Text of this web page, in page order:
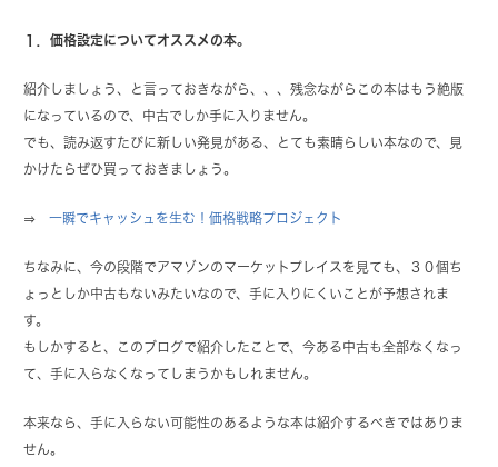
１．価格設定についてオススメの本。
紹介しましょう、と言っておきながら、、、残念ながらこの本はもう絶版
になっているので、中古でしか手に入りません。
でも、読み返すたびに新しい発見がある、とても素晴らしい本なので、見
かけたらぜひ買っておきましょう。
⇒一瞬でキャッシュを生む！価格戦略プロジェクト
ちなみに、今の段階でアマゾンのマーケットプレイスを見ても、３０個ち
ょっとしか中古もないみたいなので、手に入りにくいことが予想されま
す。
もしかすると、このブログで紹介したことで、今ある中古も全部なくなっ
て、手に入らなくなってしまうかもしれません。
本来なら、手に入らない可能性のあるような本は紹介するべきではありま
せん。